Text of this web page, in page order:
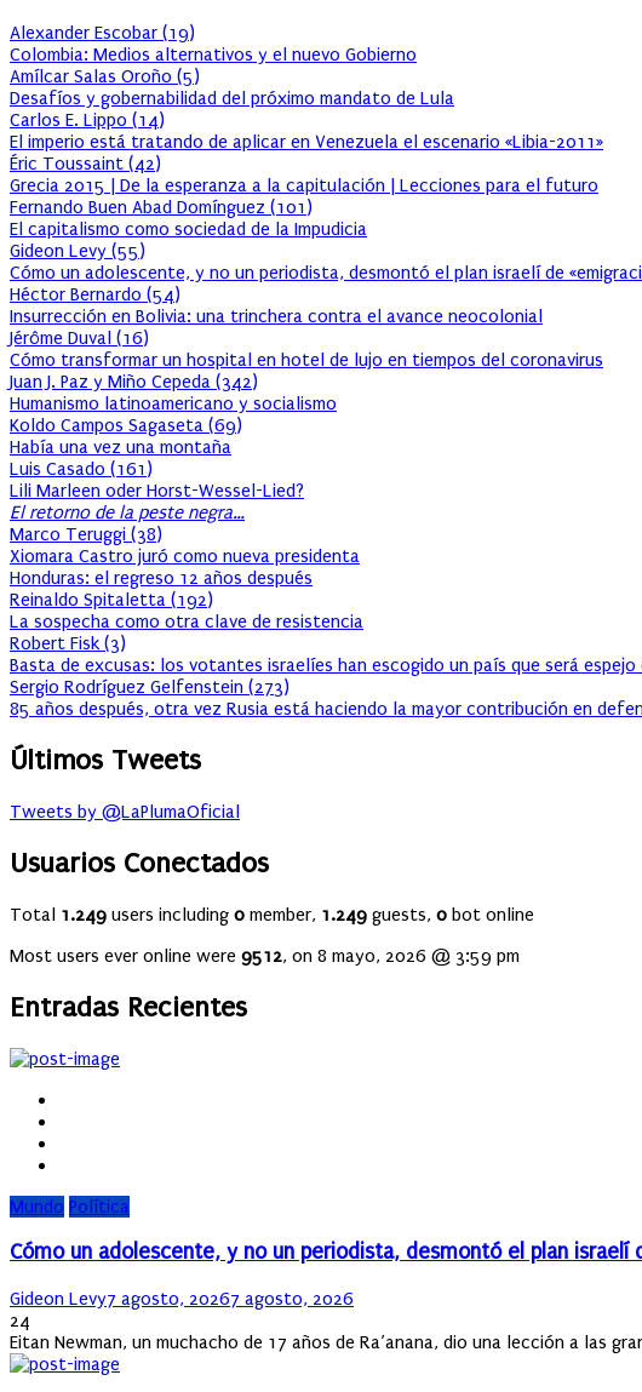
Alexander Escobar (19)
Colombia: Medios alternativos y el nuevo Gobierno
Amílcar Salas Oroño (5)
Desafíos y gobernabilidad del próximo mandato de Lula
Carlos E. Lippo (14)
El imperio está tratando de aplicar en Venezuela el escenario «Libia-2011»
Éric Toussaint (42)
Grecia 2015 | De la esperanza a la capitulación | Lecciones para el futuro
Fernando Buen Abad Domínguez (101)
El capitalismo como sociedad de la Impudicia
Gideon Levy (55)
Cómo un adolescente, y no un periodista, desmontó el plan israelí de
Héctor Bernardo (54)
Insurrección en Bolivia: una trinchera contra el avance neocolonial
Jérôme Duval (16)
Cómo transformar un hospital en hotel de lujo en tiempos del coronavirus
Juan J. Paz y Miño Cepeda (342)
Humanismo latinoamericano y socialismo
Koldo Campos Sagaseta (69)
Había una vez una montaña
Luis Casado (161)
Lili Marleen oder Horst-Wessel-Lied?
El retorno de la peste negra…
Marco Teruggi (38)
Xiomara Castro juró como nueva presidenta
Honduras: el regreso 12 años después
Reinaldo Spitaletta (192)
La sospecha como otra clave de resistencia
Robert Fisk (3)
Basta de excusas: los votantes israelíes han escogido un país que será
Sergio Rodríguez Gelfenstein (273)
85 años después, otra vez Rusia está haciendo la mayor contribución en
Últimos Tweets
Tweets by @LaPlumaOficial
Usuarios Conectados
Total 1.249 users including 0 member, 1.249 guests, 0 bot online
Most users ever online were 9512, on 8 mayo, 2026 @ 3:59 pm
Entradas Recientes
Mundo Política
Cómo un adolescente, y no un periodista, desmontó el plan israelí
Author
Gideon LevyPosted
7 agosto, 20267 agosto, 2026
24
Eitan Newman, un muchacho de 17 años de Ra’anana, dio una lección a las